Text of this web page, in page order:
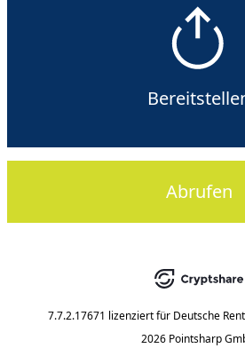
Abrufen
7.7.2.17671 lizenziert für Deutsche
2026 Pointsharp